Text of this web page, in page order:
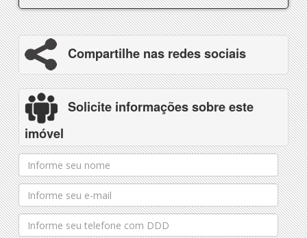
Compartilhe nas redes sociais
Solicite informações sobre este
imóvel